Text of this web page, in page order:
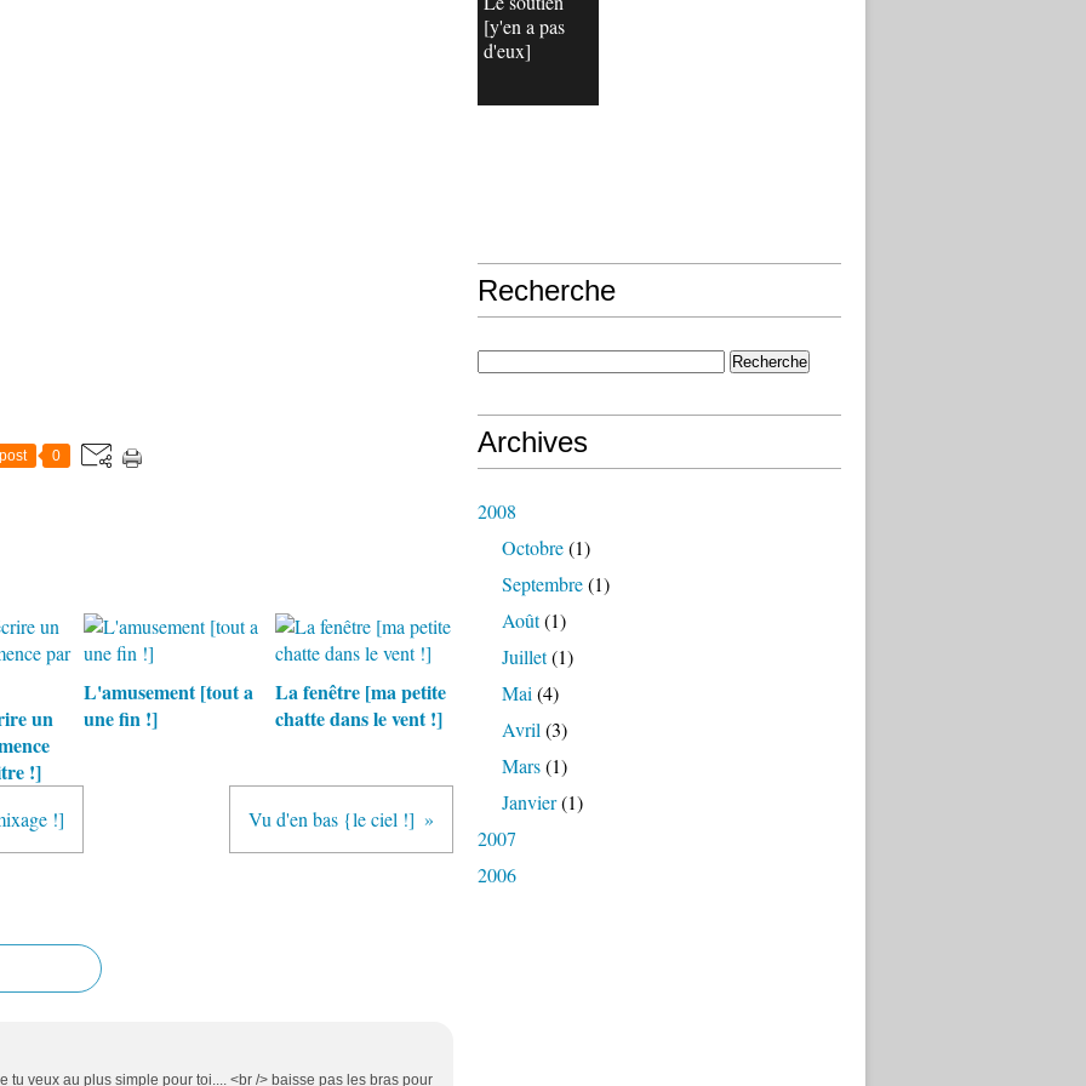
0
un
!]
L'amusement [tout a
une fin !]
La fenêtre [ma petite
chatte dans le vent !]
!] Vu d'en bas {le ciel !]
tu veux au plus simple pour toi.... <br /> baisse pas les bras pour
[y'en a pas
d'eux]
Recherche
Archives
2008
Octobre(1)
Septembre(1)
Août(1)
Juillet(1)
Mai (4)
Avril (3)
Mars(1)
Janvier(1)
2007
2006